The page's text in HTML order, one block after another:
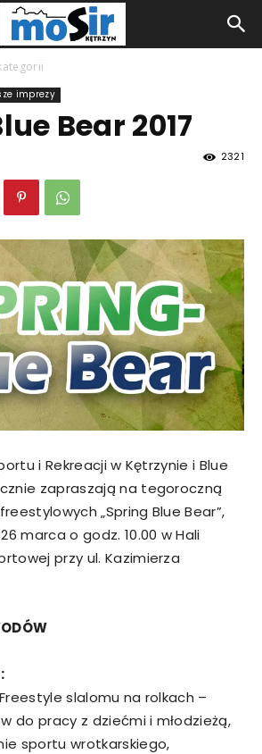
imprezy
Bear 2017
2321
i Rekreacji w Kętrzynie i Blue
zapraszają na tegoroczną
„Spring Blue Bear”,
marca o godz. 10.00 w Hali
przy ul. Kazimierza
slalomu na rolkach –
do pracy z dziećmi i młodzieżą,
sportu wrotkarskiego,